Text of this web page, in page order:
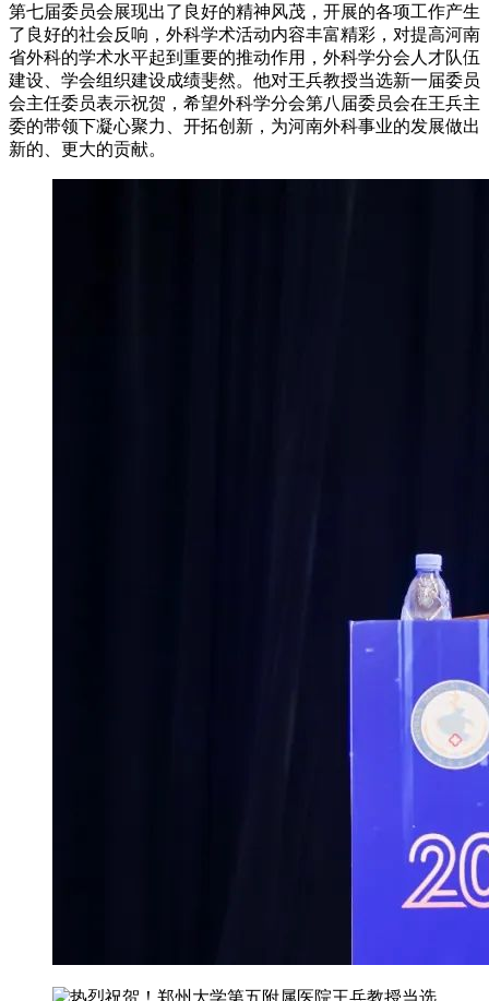
第七届委员会展现出了良好的精神风茂，开展的各项工作产生
了良好的社会反响，外科学术活动内容丰富精彩，对提高河南
省外科的学术水平起到重要的推动作用，外科学分会人才队伍
建设、学会组织建设成绩斐然。他对王兵教授当选新一届委员
会主任委员表示祝贺，希望外科学分会第八届委员会在王兵主
委的带领下凝心聚力、开拓创新，为河南外科事业的发展做出
新的、更大的贡献。